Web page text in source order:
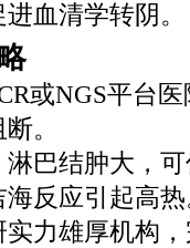
血清学转阴。
或NGS平台
。
淋巴结肿大，
反应引起高
实力雄厚机构